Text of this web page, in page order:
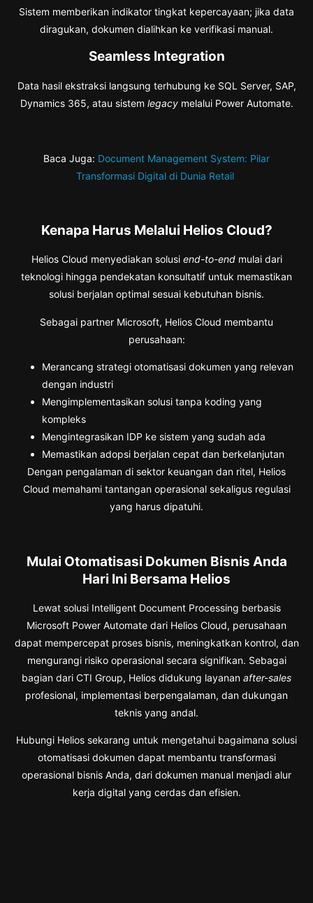
Sistem memberikan indikator tingkat kepercayaan; jika data
diragukan, dokumen dialihkan ke verifikasi manual.
Seamless Integration
Data hasil ekstraksi langsung terhubung ke SQL Server, SAP,
Dynamics 365, atau sistem legacymelalui Power Automate.
Baca Juga: Document Management System: Pilar
Transformasi Digital di Dunia Retail
Kenapa Harus Melalui Helios Cloud?
Helios Cloud menyediakan solusi end-to-endmulai dari
teknologi hingga pendekatan konsultatif untuk memastikan
solusi berjalan optimal sesuai kebutuhan bisnis.
Sebagai partner Microsoft, Helios Cloud membantu
perusahaan:
Merancang strategi otomatisasi dokumen yang relevan
dengan industri
Mengimplementasikan solusi tanpa koding yang
kompleks
Mengintegrasikan IDP ke sistem yang sudah ada
Memastikan adopsi berjalan cepat dan berkelanjutan
Dengan pengalaman di sektor keuangan dan ritel, Helios
Cloud memahami tantangan operasional sekaligus regulasi
yang harus dipatuhi.
Mulai Otomatisasi Dokumen Bisnis Anda
Hari Ini Bersama Helios
Lewat solusi Intelligent Document Processing berbasis
Microsoft Power Automate dari Helios Cloud, perusahaan
dapat mempercepat proses bisnis, meningkatkan kontrol, dan
mengurangi risiko operasional secara signifikan. Sebagai
bagian dari CTI Group, Helios didukung layanan after-sales
profesional, implementasi berpengalaman, dan dukungan
teknis yang andal.
Hubungi Helios sekarang untuk mengetahui bagaimana solusi
otomatisasi dokumen dapat membantu transformasi
operasional bisnis Anda, dari dokumen manual menjadi alur
kerja digital yang cerdas dan efisien.